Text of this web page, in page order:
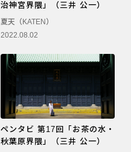
治神宮界隈」（三井 公一）
夏天（KATEN）
2022.08.02
ペンタビ 第17回「お茶の水・
秋葉原界隈」（三井 公一）